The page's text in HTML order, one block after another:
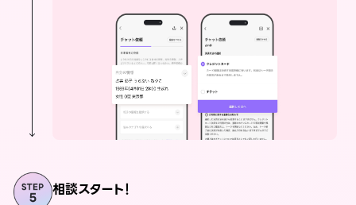
相談スタート！